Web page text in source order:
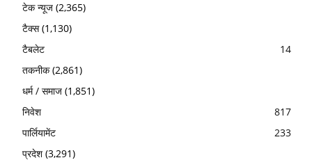
टेक न्यूज (2,365)
टैक्स(1,130)
टैबलेट
14
तकनीक(2,861)
धर्म / समाज (1,851)
निवेश
817
पार्लियामेंट
233
प्रदेश(3,291)